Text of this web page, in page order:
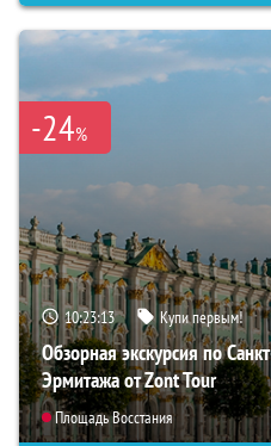
-24%
10:23:12 Купи первым!
Обзорная экскурсия по
Эрмитажа от Zont Tour
Площадь Восстания